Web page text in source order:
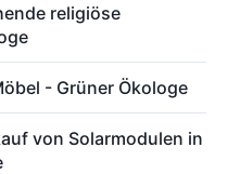
religiöse
- Grüner Ökologe
von Solarmodulen in